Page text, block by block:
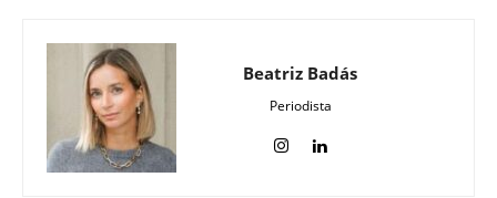
Beatriz Badás
Periodista